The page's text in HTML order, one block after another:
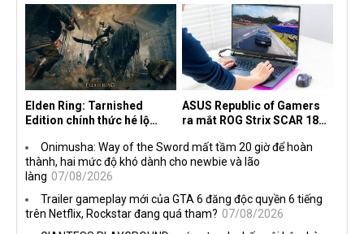
the Machine
Elden Ring: Tarnished
Edition chính thức hé lộ
ASUS Republic of Gamers
ra mắt ROG Strix SCAR 18
Onimusha: Way of the Sword mất tầm 20 giờ để hoàn
thành, hai mức độ khó dành cho newbie và lão
làng 07/08/2026
Trailer gameplay mới của GTA 6 đăng độc quyền 6 tiếng
trên Netflix, Rockstar đang quá tham? 07/08/2026